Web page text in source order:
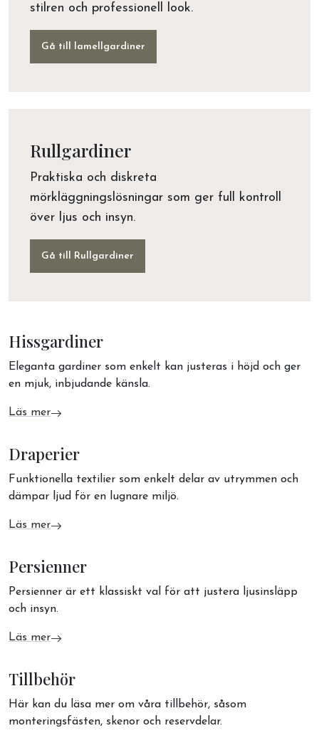
stilren och professionell look.
Gå till lamellgardiner
Rullgardiner
Praktiska och diskreta
mörkläggningslösningar som ger full kontroll
över ljus och insyn.
Gå till Rullgardiner
Hissgardiner
Eleganta gardiner som enkelt kan justeras i höjd och ger
en mjuk, inbjudande känsla.
Läs mer
om Hissgardiner
Draperier
Funktionella textilier som enkelt delar av utrymmen och
dämpar ljud för en lugnare miljö.
Läs mer
om Draperier
Persienner
Persienner är ett klassiskt val för att justera ljusinsläpp
och insyn.
Läs mer
om Persienner
Tillbehör
Här kan du läsa mer om våra tillbehör, såsom
monteringsfästen, skenor och reservdelar.